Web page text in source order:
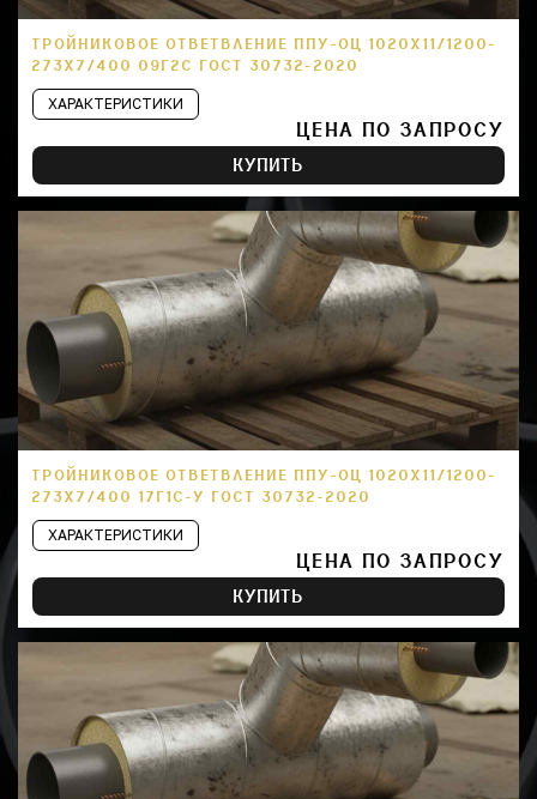
ТРОЙНИКОВОЕ ОТВЕТВЛЕНИЕ ППУ-ОЦ 1020Х11/1200-
273Х7/400 09Г2С ГОСТ 30732-2020
ХАРАКТЕРИСТИКИ
ЦЕНА ПО ЗАПРОСУ
КУПИТЬ
ТРОЙНИКОВОЕ ОТВЕТВЛЕНИЕ ППУ-ОЦ 1020Х11/1200-
273Х7/400 17Г1С-У ГОСТ 30732-2020
ХАРАКТЕРИСТИКИ
ЦЕНА ПО ЗАПРОСУ
КУПИТЬ